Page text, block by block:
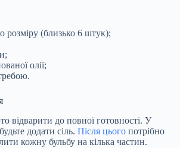
розміру (близько 6 штук);
олії;
відварити до повної готовності. У
додати сіль. Після цього потрібно
кожну бульбу на кілька частин.